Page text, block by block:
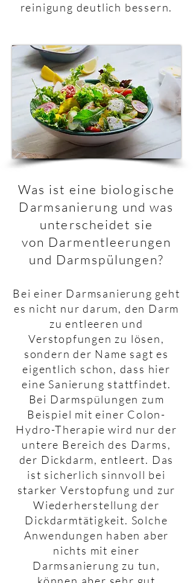
reinigung deutlich bessern.
Was ist eine biologische
Darmsanierung und was
unterscheidet sie
von Darmentleerungen
und Darmspülungen?
Bei einer Darmsanierung geht
es nicht nur darum, den Darm
zu entleeren und
Verstopfungen zu lösen,
sondern der Name sagt es
eigentlich schon, dass hier
eine Sanierung stattfindet.
Bei Darmspülungen zum
Beispiel mit einer Colon-
Hydro-Therapie wird nur der
untere Bereich des Darms,
der Dickdarm, entleert. Das
ist sicherlich sinnvoll bei
starker Verstopfung und zur
Wiederherstellung der
Dickdarmtätigkeit. Solche
Anwendungen haben aber
nichts mit einer
Darmsanierung zu tun,